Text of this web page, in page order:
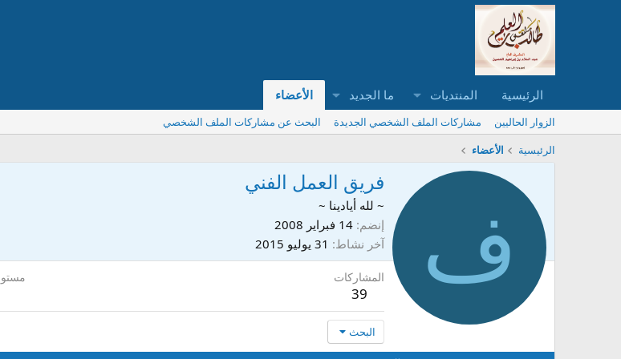
الرئيسية المنتديات ما الجديد الأعضاء
الزوار الحاليين مشاركات الملف الشخصي الجديدة
البحث عن مشاركات الملف الشخصي
الرئيسية
الأعضاء
ف
فريق العمل الفني
~ لله أيادينا ~
إنضم 14 فبراير 2008
آخر نشاط 31 يوليو 2015
المشاركات
39
البحث